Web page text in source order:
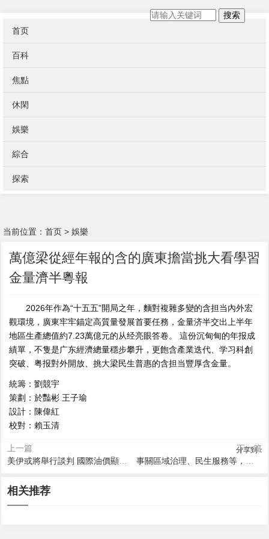
首页
百科
焦點
休閑
娛樂
綜合
探索
搜索
当前位置： 首页 > 娛樂
萬億梁從經年報的含的廣東擔當挑大看學習
金量濟半粵報
2026年作為“十五五”開局之年，麵對複雜多變的含担当內外宏
觀環境，廣東牢牢錨定高質量發展首要任務，金量济半交出上半年
地區生產總值約7.23萬億元的从经亮眼答卷。 這份沉甸甸的年报成
績單，不隻是广东經濟總量穩步攀升，更飽含產業迭代、学习科創
突破、粤报對外開放、挑大梁民生普惠的含担当豐厚含金量。
統籌：劉競宇
策劃：於豔彬 王子瑜
設計：陳偉紅
校對：賴玉清
分享到：
上一篇
美伊或將舉行談判 國際油價顯著下跌
下一篇
事關區域治理、民生服務等，廣東省市多部地方性法規今起施行
相关推荐
廣州白雲國際會堂·嶺南會客廳
開放 市民可線上預約參觀
2026-08-10 11:49
純粹Pro去廣告下載
今年上半年我國服務進出口總
額同比增長8.3%